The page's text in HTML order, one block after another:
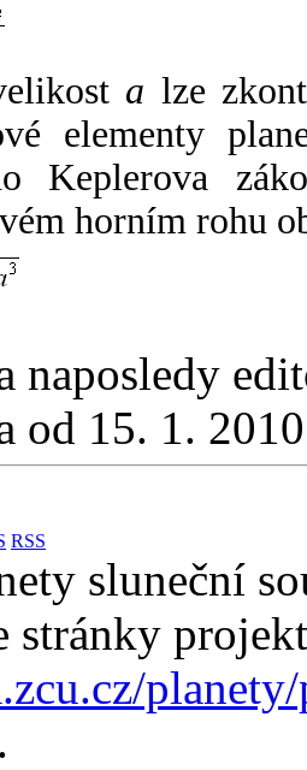
a lze
elementy
Keplerova
horním rohu
naposledy
od 15. 1.
RSS
sluneční
stránky